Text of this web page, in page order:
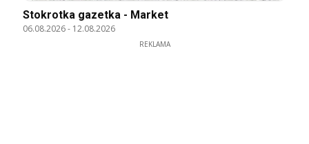
Stokrotka gazetka - Market
06.08.2026- 12.08.2026
REKLAMA